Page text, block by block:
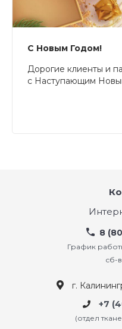
С Новым Годом!
Дорогие клиенты и
с Наступающим
8
График
сб-
г.
+7
(отдел